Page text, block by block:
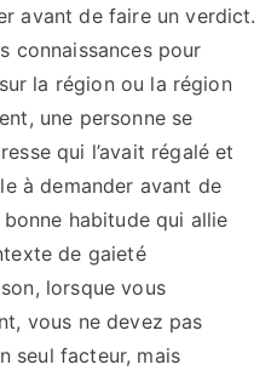
avant de faire un verdict.
connaissances pour
la région ou la région
une personne se
qui l’avait régalé et
à demander avant de
habitude qui allie
de gaieté
lorsque vous
vous ne devez pas
seul facteur, mais